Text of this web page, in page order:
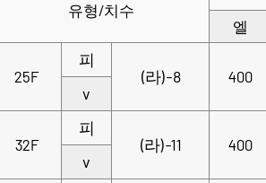
유형/치수
엘
25F
피
(라)-8
400
v
32F
피
(라)-11
400
v